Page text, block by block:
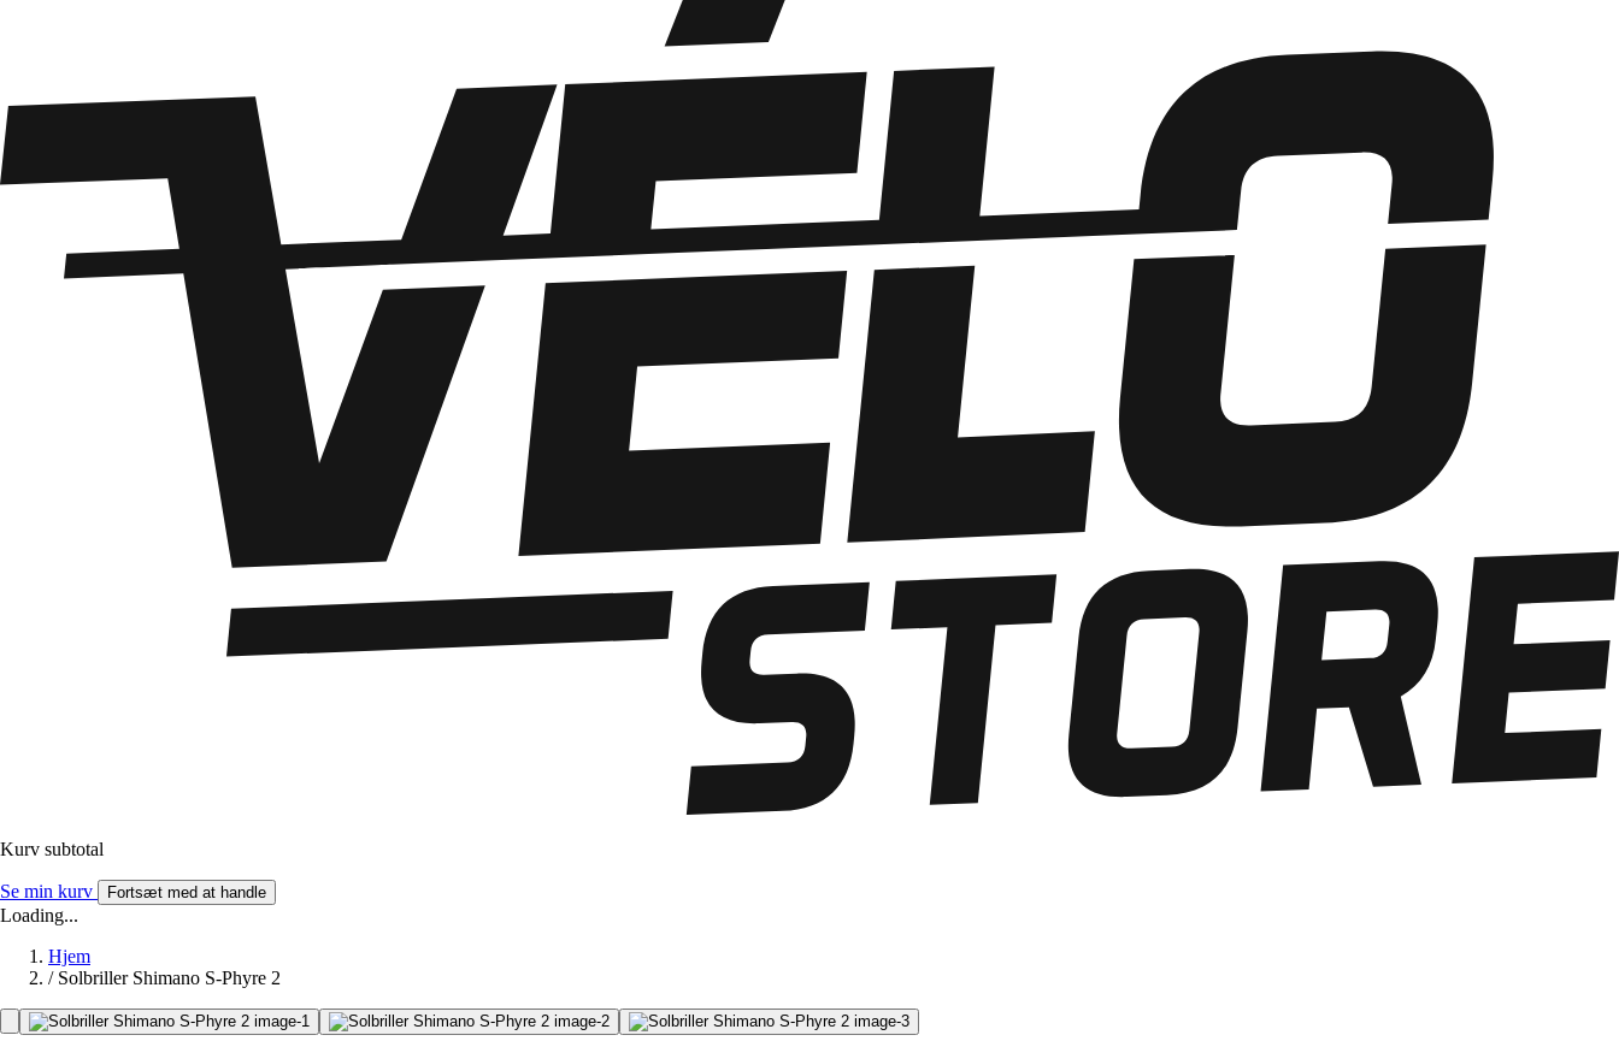
Kurv subtotal
Se min kurv Fortsæt med at handle
Loading...
Hjem
/ Solbriller Shimano S-Phyre 2